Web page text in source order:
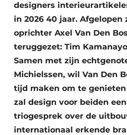
designers
in 2026 40 jaar. Afgelopen
oprichter Axel Van Den
teruggezet: Tim
Samen met zijn
Michielssen, wil Van Den
tijd maken om te
zal design voor beiden
triogesprek over de
internationaal erkende